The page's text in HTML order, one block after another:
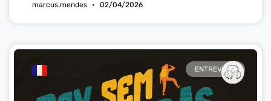
marcus.mendes 02/04/2026
ENTREVISTA